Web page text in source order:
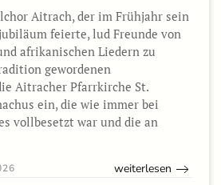
Aitrach, der im Frühjahr sein
feierte, lud Freunde von
afrikanischen Liedern zu
gewordenen
Aitracher Pfarrkirche St.
ein, die wie immer bei
vollbesetzt war und die an
weiterlesen